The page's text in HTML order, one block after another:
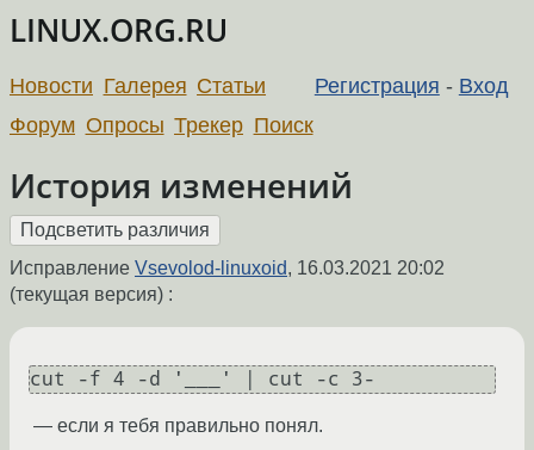
LINUX.ORG.RU
Регистрация - Вход
Новости Галерея Статьи
Форум Опросы Трекер Поиск
История изменений
Исправление Vsevolod-linuxoid, 16.03.2021 20:02
(текущая версия) :
cut -f 4 -d '___' | cut -c 3-
— если я тебя правильно понял.